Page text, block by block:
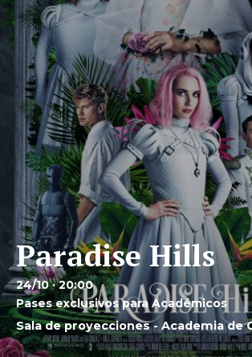
Paradise Hills
24/10 · 20:00
Pases exclusivos para Académicos
Sala de proyecciones - Academia de